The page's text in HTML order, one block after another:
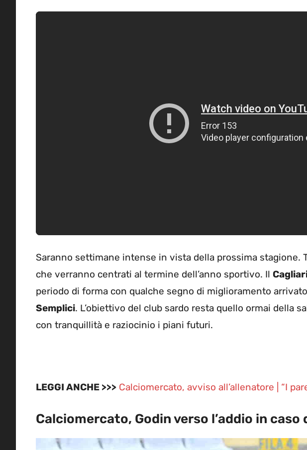
Saranno settimane intense in vista della prossima stagione.
che verranno centrati al termine dell’anno sportivo. Il
periodo di forma con qualche segno di miglioramento
Semplici. L’obiettivo del club sardo resta quello ormai della
con tranquillità e raziocinio i piani futuri.
LEGGI ANCHE >>> Calciomercato, avviso all’allenatore | “I
Calciomercato, Godin verso l’addio in caso